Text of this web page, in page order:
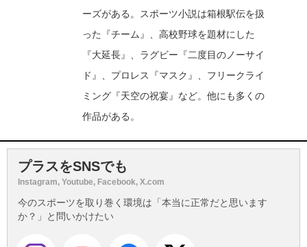
ーズがある。スポーツ小説は箱根駅伝を扱
った『チーム』、高校野球を題材にした
『大延長』、ラグビー『二度目のノーサイ
ド』、プロレス『マスク』、フリークライ
ミング『天空の祝宴』など。他にも多くの
作品がある。
プラスをSNSでも
Instagram, Youtube, Facebook, X.com
今のスポーツを取り巻く環境は「本当に正常だと思います
か？」と問いかけたい